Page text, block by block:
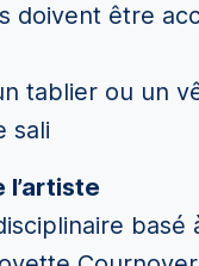
doivent être
tablier ou un
sali
l’artiste
basé